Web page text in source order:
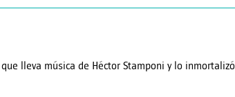
lleva música de Héctor Stamponi y lo inmortalizó